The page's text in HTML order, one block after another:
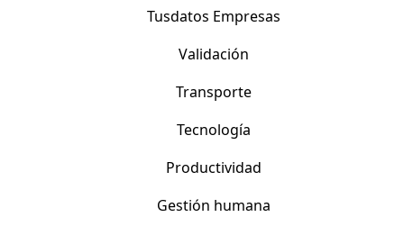
Tusdatos Empresas
Validación
Transporte
Tecnología
Productividad
Gestión humana